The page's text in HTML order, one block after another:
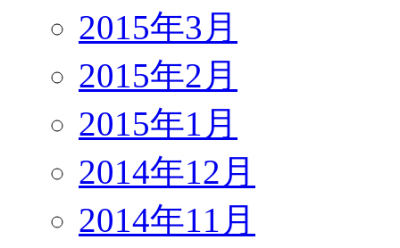
2015年3月
2015年2月
2015年1月
2014年12月
2014年11月